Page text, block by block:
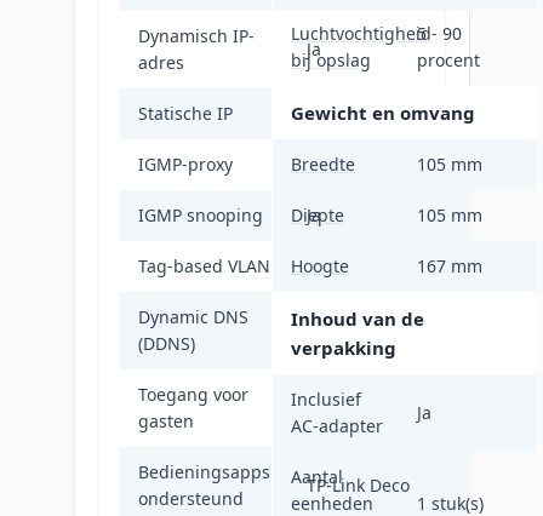
Dynamisch IP-
adres
Ja
Statische IP Ja
IGMP-proxy Ja
IGMP snooping Ja
Tag-based VLAN Ja
Dynamic DNS
(DDNS)
Ja
Toegang voor
gasten
Ja
Bedieningsapps
ondersteund
TP-Link Deco
Luchtvochtigheid
bij opslag
5 - 90
procent
Gewicht en omvang
Breedte 105 mm
Diepte 105 mm
Hoogte 167 mm
Inhoud van de
verpakking
Inclusief
AC-adapter
Ja
Aantal
eenheden
1 stuk(s)